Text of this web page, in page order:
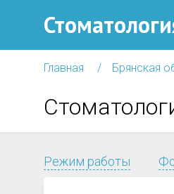
Главная Брянская
Режим работы